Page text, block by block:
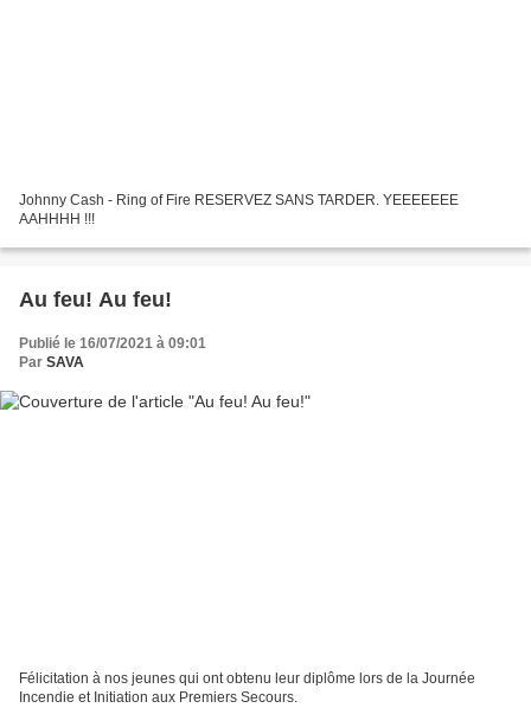
Johnny Cash - Ring of Fire RESERVEZ SANS TARDER. YEEEEEEE
AAHHHH !!!
Au feu! Au feu!
Publié le 16/07/2021 à 09:01
Par SAVA
Félicitation à nos jeunes qui ont obtenu leur diplôme lors de la Journée
Incendie et Initiation aux Premiers Secours.